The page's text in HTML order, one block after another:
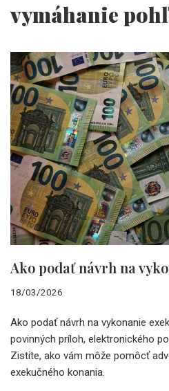
vymáhanie
Ako podať návrh na
18/03/2026
Ako podať návrh na vykonanie
povinných príloh, elektronického
Zistite, ako vám môže pomôcť
exekučného konania.